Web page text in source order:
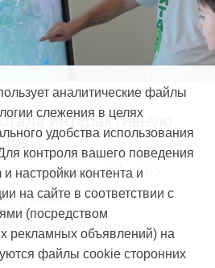
интерактивную
карта #ArcGIS
#Веб-приложение
аналитические файлы
слежения в целях
удобства использования
контроля вашего поведения
настройки контента и
на сайте в соответствии с
(посредством
рекламных объявлений) на
файлы cookie сторонних